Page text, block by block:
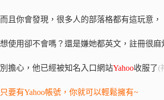
而且你會發現，很多人的部落格都有這玩意，
想使用卻不會嗎？還是嫌她都英文，註冊很麻
別擔心，他已經被知名入口網站Yahoo收服了(
只要有Yahoo帳號，你就可以輕鬆擁有~